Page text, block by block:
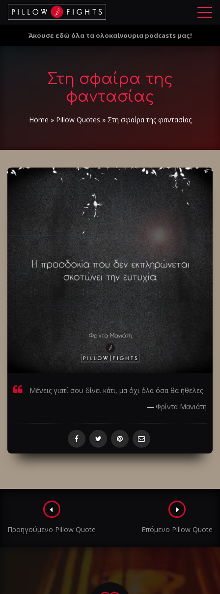
Μ
ο
Άκουσε εδώ όλα τα ολοκαίνουρια podcasts μας!
Στη σφαίρα της
φαντασίας
Home » Pillow Quotes » Στη σφαίρα της φαντασίας
Μένεις γιατί σου δίνει κάτι, μα όχι όλα όσα θα ήθελες
― Φρίντα Μανιάτη
Πλοήγηση
στα
άρθρα
Προηγούμενο Pillow Quote Επόμενο Pillow Quote